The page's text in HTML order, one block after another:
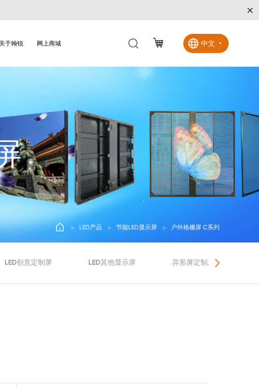
×
关于翰锐 网上商城 中文 ▼
LED产品 节能LED显示屏 户外格栅屏 C系列
LED创意定制屏 LED其他显示屏 异形屏定制服务